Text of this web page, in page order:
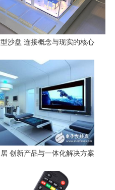
沙盘 连接概念与现实的核心
创新产品与一体化解决方案